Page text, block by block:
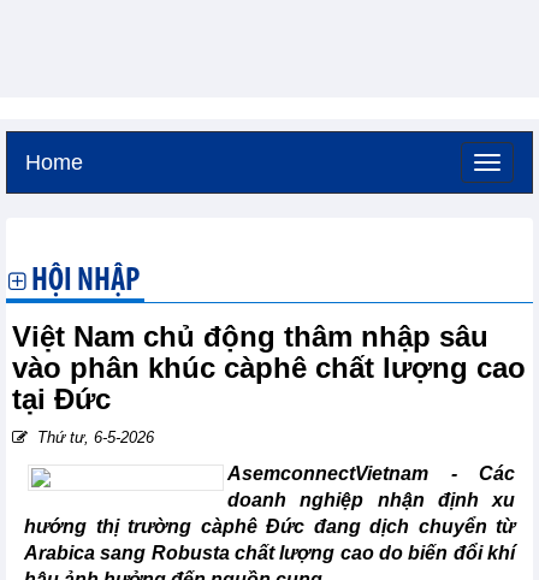
Home
HỘI NHẬP
Việt Nam chủ động thâm nhập sâu
vào phân khúc càphê chất lượng cao
tại Đức
Thứ tư, 6-5-2026
AsemconnectVietnam - Các
doanh nghiệp nhận định xu
hướng thị trường càphê Đức đang dịch chuyển từ
Arabica sang Robusta chất lượng cao do biến đổi khí